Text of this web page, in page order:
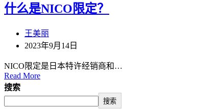
什么是NICO限定？
王美丽
2023年9月14日
NICO限定是日本特许经销商和…
Read More
搜索
搜索